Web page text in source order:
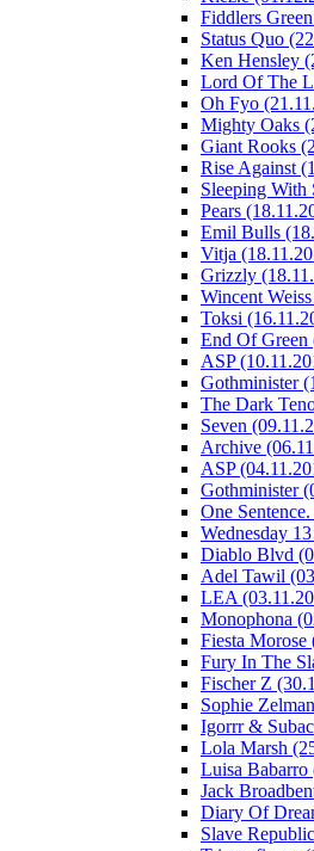
Fiddlers
Status Quo
Ken Hensley
Lord Of The
Oh Fyo
Mighty Oaks
Giant Rooks
Rise Against
Sleeping With
Pears
Emil Bulls
Vitja
Grizzly
Wincent
Toksi
End Of Green
ASP
Gothminister
The Dark
Seven
Archive
ASP
Gothminister
One
Wednesday
Diablo Blvd
Adel Tawil
LEA
Monophona
Fiesta
Fury In The
Fischer Z
Sophie
Igorrr &
Lola Marsh
Luisa
Jack
Diary Of
Slave